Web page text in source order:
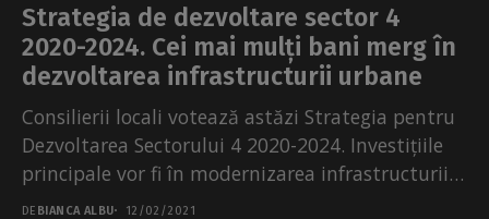
Strategia de dezvoltare sector 4
2020-2024. Cei mai mulți bani merg în
dezvoltarea infrastructurii urbane
Consilierii locali votează astăzi Strategia pentru
Dezvoltarea Sectorului 4 2020-2024. Investițiile
principale vor fi în modernizarea infrastructurii
urbane și protecția mediului. Printre proiecte...
DE BIANCA ALBU 12/02/2021